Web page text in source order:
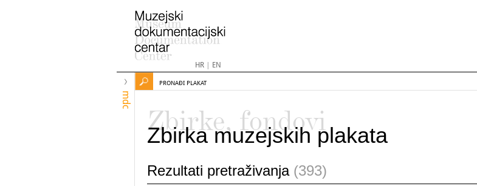
HR| EN
mdc
PRONAĐI PLAKAT
Zbirke, fondovi
Zbirka muzejskih plakata
Rezultati pretraživanja (393)